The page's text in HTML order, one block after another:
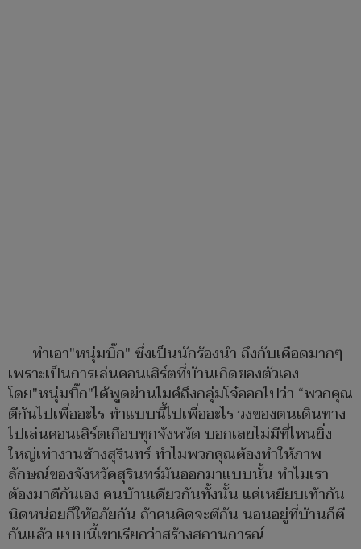
ทำเอา"หนุ่มบิ๊ก" ซึ่งเป็นนักร้องนำ ถึงกับเดือดมากๆ
เพราะเป็นการเล่นคอนเสิร์ตที่บ้านเกิดของตัวเอง
โดย"หนุ่มบิ๊ก"ได้พูดผ่านไมค์ถึงกลุ่มโจ๋ออกไปว่า “พวกคุณ
ตีกันไปเพื่ออะไร ทำแบบนี้ไปเพื่ออะไร วงของตนเดินทาง
ไปเล่นคอนเสิร์ตเกือบทุกจังหวัด บอกเลยไม่มีที่ไหนยิ่ง
ใหญ่เท่างานช้างสุรินทร์ ทำไมพวกคุณต้องทำให้ภาพ
ลักษณ์ของจังหวัดสุรินทร์มันออกมาแบบนั้น ทำไมเรา
ต้องมาตีกันเอง คนบ้านเดียวกันทั้งนั้น แค่เหยียบเท้ากัน
นิดหน่อยก็ให้อภัยกัน ถ้าคนคิดจะตีกัน นอนอยู่ที่บ้านก็ตี
กันแล้ว แบบนี้เขาเรียกว่าสร้างสถานการณ์